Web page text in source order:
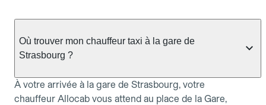
Où trouver mon chauffeur taxi à la gare de
Strasbourg ?
À votre arrivée à la gare de Strasbourg, votre
chauffeur Allocab vous attend au place de la Gare,